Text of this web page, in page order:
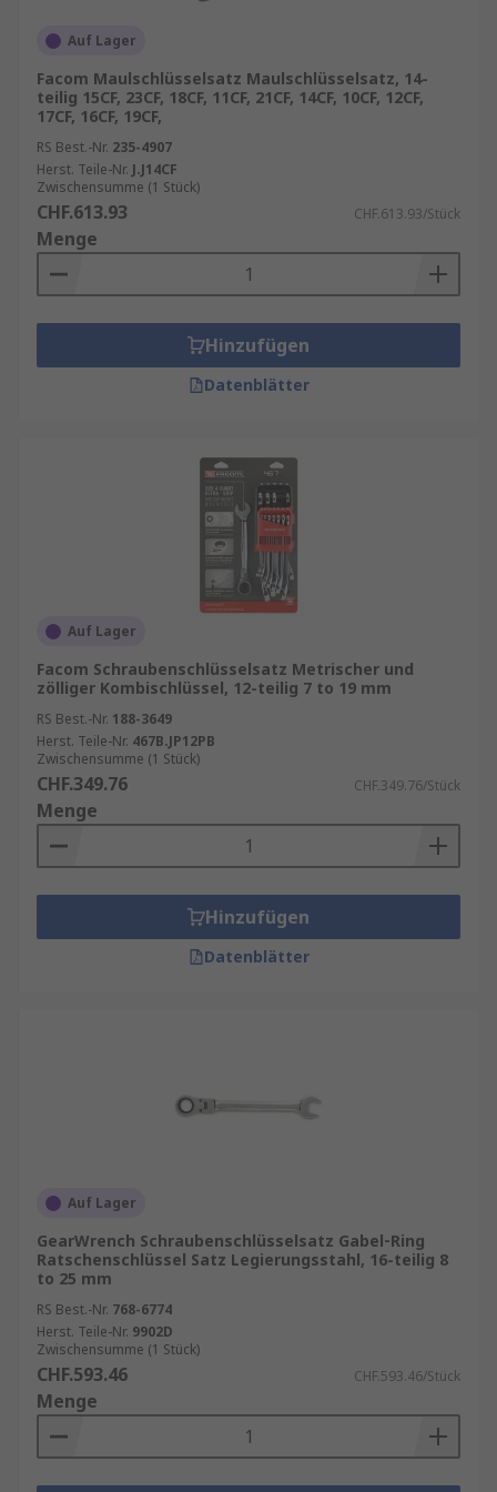
Auf Lager
Facom Maulschlüsselsatz Maulschlüsselsatz, 14-
teilig 15CF, 23CF, 18CF, 11CF, 21CF, 14CF, 10CF, 12CF,
17CF, 16CF, 19CF,
RS Best.-Nr. 235-4907
Herst. Teile-Nr. J.J14CF
Zwischensumme (1 Stück)
CHF.613.93 CHF.613.93/Stück
Menge
Hinzufügen
Datenblätter
Auf Lager
Facom Schraubenschlüsselsatz Metrischer und
zölliger Kombischlüssel, 12-teilig 7 to 19 mm
RS Best.-Nr. 188-3649
Herst. Teile-Nr. 467B.JP12PB
Zwischensumme (1 Stück)
CHF.349.76 CHF.349.76/Stück
Menge
Hinzufügen
Datenblätter
Auf Lager
GearWrench Schraubenschlüsselsatz Gabel‑Ring
Ratschenschlüssel Satz Legierungsstahl, 16-teilig 8
to 25 mm
RS Best.-Nr. 768-6774
Herst. Teile-Nr. 9902D
Zwischensumme (1 Stück)
CHF.593.46 CHF.593.46/Stück
Menge